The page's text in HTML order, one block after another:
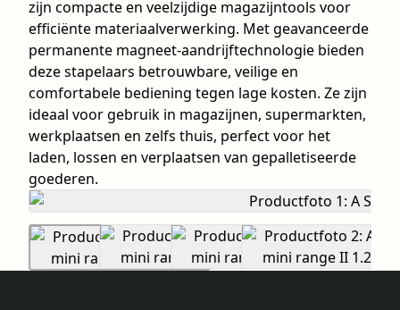
zijn compacte en veelzijdige magazijntools voor
efficiënte materiaalverwerking. Met geavanceerde
permanente magneet-aandrijftechnologie bieden
deze stapelaars betrouwbare, veilige en
comfortabele bediening tegen lage kosten. Ze zijn
ideaal voor gebruik in magazijnen, supermarkten,
werkplaatsen en zelfs thuis, perfect voor het
laden, lossen en verplaatsen van gepalletiseerde
goederen.